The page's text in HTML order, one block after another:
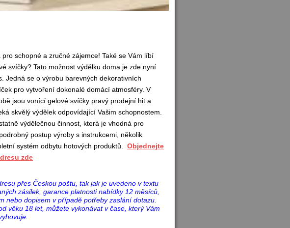
pro schopné a zručné zájemce! Také se Vám líbí
svíčky? Tato možnost výdělku doma je zde nyní
Jedná se o výrobu barevných dekorativních
pro vytvoření dokonalé domácí atmosféry. V
jsou vonící gelové svíčky pravý prodejní hit a
skvělý výdělek odpovídající Vašim schopnostem.
výdělečnou činnost, která je vhodná pro
postup výroby s instrukcemi, několik
systém odbytu hotových produktů.
Objednejte
zde
přes Českou poštu, tak jak je uvedeno v textu
zásilek, garance platnosti nabídky 12 měsíců,
nebo dopisem v případě potřeby zaslání dotazu.
věku 18 let, můžete vykonávat v čase, který Vám